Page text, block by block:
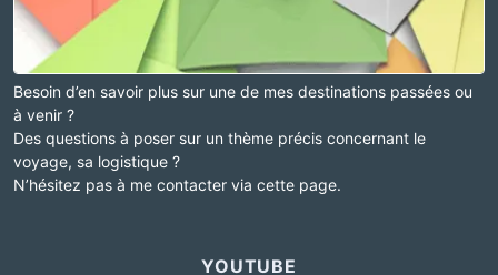
Besoin d’en savoir plus sur une de mes destinations passées ou
à venir ?
Des questions à poser sur un thème précis concernant le
voyage, sa logistique ?
N’hésitez pas à me contacter via cette page.
YOUTUBE